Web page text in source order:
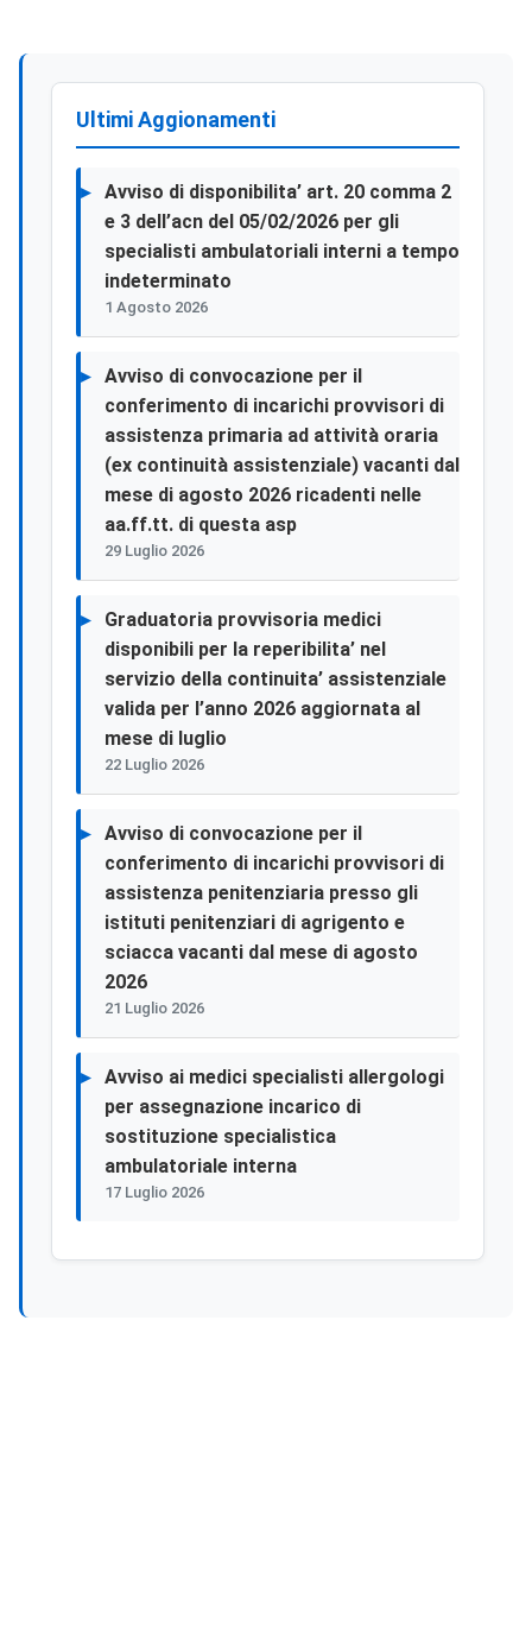
Ultimi Aggionamenti
Avviso di disponibilita’ art. 20 comma 2
e 3 dell’acn del 05/02/2026 per gli
specialisti ambulatoriali interni a tempo
indeterminato
1 Agosto 2026
Avviso di convocazione per il
conferimento di incarichi provvisori di
assistenza primaria ad attività oraria
(ex continuità assistenziale) vacanti dal
mese di agosto 2026 ricadenti nelle
aa.ff.tt. di questa asp
29 Luglio 2026
Graduatoria provvisoria medici
disponibili per la reperibilita’ nel
servizio della continuita’ assistenziale
valida per l’anno 2026 aggiornata al
mese di luglio
22 Luglio 2026
Avviso di convocazione per il
conferimento di incarichi provvisori di
assistenza penitenziaria presso gli
istituti penitenziari di agrigento e
sciacca vacanti dal mese di agosto
2026
21 Luglio 2026
Avviso ai medici specialisti allergologi
per assegnazione incarico di
sostituzione specialistica
ambulatoriale interna
17 Luglio 2026